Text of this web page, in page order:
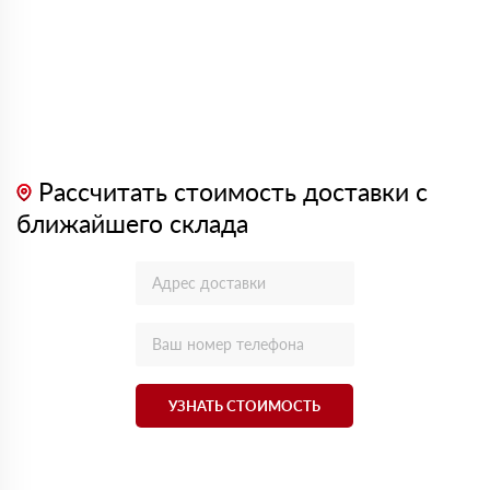
Рассчитать стоимость доставки с
ближайшего склада
УЗНАТЬ СТОИМОСТЬ